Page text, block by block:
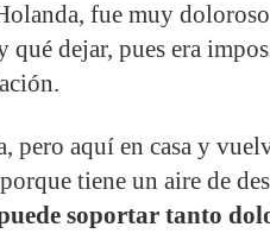
fue muy
qué dejar, pues era
pero aquí en casa y
tiene un aire de
soportar tanto